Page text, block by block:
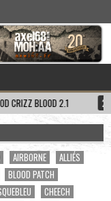
2.1 2022-05-01
AIRBORNE
ALLIÉS
BLOOD PATCH
CHEECH